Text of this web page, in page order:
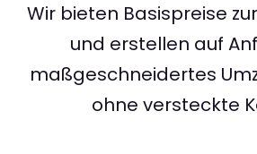
Wir bieten Basispreise
und erstellen auf
maßgeschneidertes
ohne versteckte